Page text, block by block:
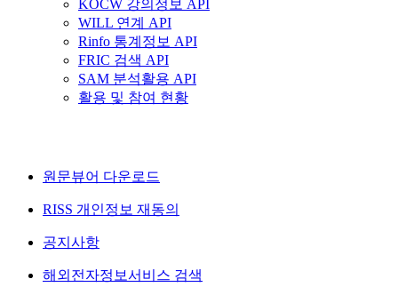
KOCW 강의정보 API
WILL 연계 API
Rinfo 통계정보 API
FRIC 검색 API
SAM 분석활용 API
활용 및 참여 현황
원문뷰어 다운로드
RISS 개인정보 재동의
공지사항
해외전자정보서비스 검색